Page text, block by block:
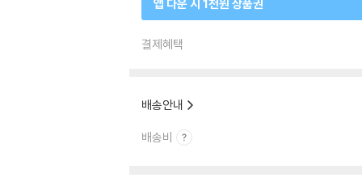
앱 다운 시 1천원 상품권
결제혜택
배송안내
배송비